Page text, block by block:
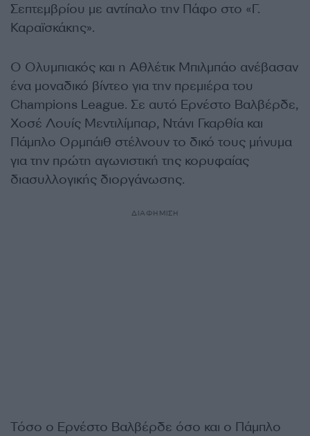
Σεπτεμβρίου με αντίπαλο την Πάφο στο «Γ.
Καραϊσκάκης».
Ο Ολυμπιακός και η Αθλέτικ Μπιλμπάο ανέβασαν
ένα μοναδικό βίντεο για την πρεμιέρα του
Champions League. Σε αυτό Ερνέστο Βαλβέρδε,
Χοσέ Λουίς Μεντιλίμπαρ, Ντάνι Γκαρθία και
Πάμπλο Ορμπάιθ στέλνουν το δικό τους μήνυμα
για την πρώτη αγωνιστική της κορυφαίας
διασυλλογικής διοργάνωσης.
ΔΙΑΦΗΜΙΣΗ
Τόσο ο Ερνέστο Βαλβέρδε όσο και ο Πάμπλο